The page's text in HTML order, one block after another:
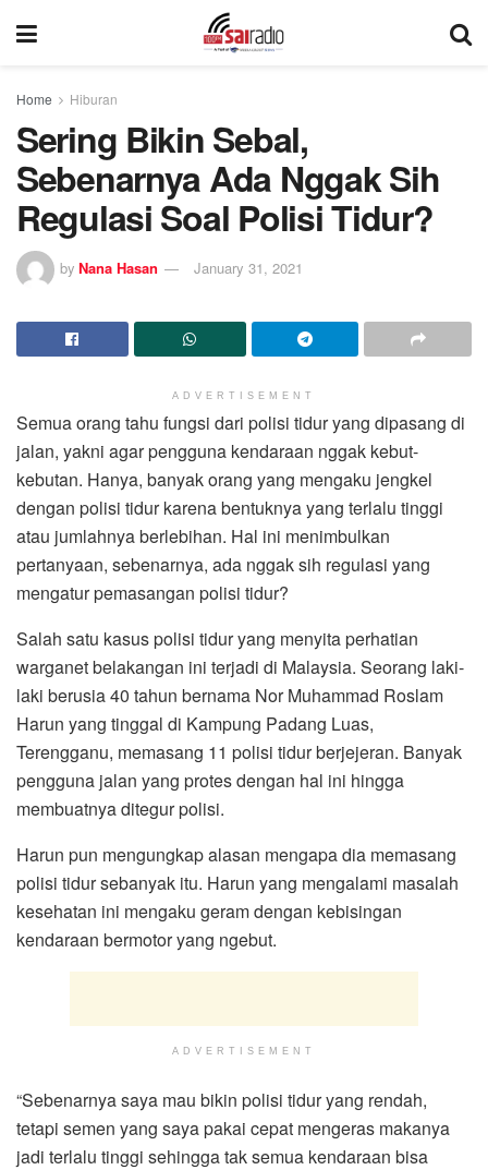
Home Hiburan
Sering Bikin Sebal,
Sebenarnya Ada Nggak Sih
Regulasi Soal Polisi Tidur?
by Nana Hasan January 31, 2021
ADVERTISEMENT
Semua orang tahu fungsi dari polisi tidur yang dipasang di
jalan, yakni agar pengguna kendaraan nggak kebut-
kebutan. Hanya, banyak orang yang mengaku jengkel
dengan polisi tidur karena bentuknya yang terlalu tinggi
atau jumlahnya berlebihan. Hal ini menimbulkan
pertanyaan, sebenarnya, ada nggak sih regulasi yang
mengatur pemasangan polisi tidur?
Salah satu kasus polisi tidur yang menyita perhatian
warganet belakangan ini terjadi di Malaysia. Seorang laki-
laki berusia 40 tahun bernama Nor Muhammad Roslam
Harun yang tinggal di Kampung Padang Luas,
Terengganu, memasang 11 polisi tidur berjejeran. Banyak
pengguna jalan yang protes dengan hal ini hingga
membuatnya ditegur polisi.
Harun pun mengungkap alasan mengapa dia memasang
polisi tidur sebanyak itu. Harun yang mengalami masalah
kesehatan ini mengaku geram dengan kebisingan
kendaraan bermotor yang ngebut.
ADVERTISEMENT
“Sebenarnya saya mau bikin polisi tidur yang rendah,
tetapi semen yang saya pakai cepat mengeras makanya
jadi terlalu tinggi sehingga tak semua kendaraan bisa